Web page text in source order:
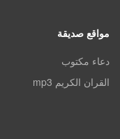
مواقع صديقة
دعاء مكتوب
القران الكريم mp3